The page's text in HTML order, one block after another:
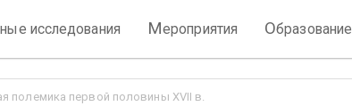
исследования Мероприятия Образование
полемика первой половины XVII в.